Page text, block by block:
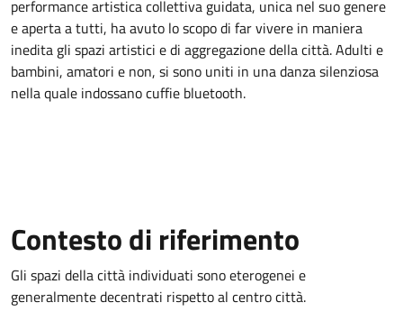
performance artistica collettiva guidata, unica nel suo genere
e aperta a tutti, ha avuto lo scopo di far vivere in maniera
inedita gli spazi artistici e di aggregazione della città. Adulti e
bambini, amatori e non, si sono uniti in una danza silenziosa
nella quale indossano cuffie bluetooth.
Contesto di riferimento
Gli spazi della città individuati sono eterogenei e
generalmente decentrati rispetto al centro città.